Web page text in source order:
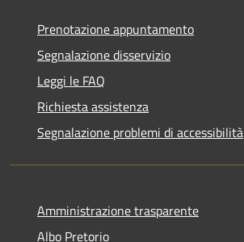
Prenotazione appuntamento
Segnalazione disservizio
Leggi le FAQ
Richiesta assistenza
Segnalazione problemi di accessibilità
Amministrazione trasparente
Albo Pretorio